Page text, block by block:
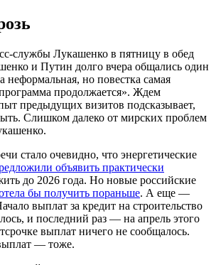
службы Лукашенко в пятницу в обед
и Путин долго вчера общались один
неформальная, но повестка самая
продолжается». Ждем
предыдущих визитов подсказывает,
Слишком далеко от мирских проблем
стало очевидно, что энергетические
объявить практически
до 2026 года. Но новые российские
бы получить пораньше. А еще —
выплат за кредит на строительство
и последний раз — на апрель этого
выплат ничего не сообщалось.
— тоже.